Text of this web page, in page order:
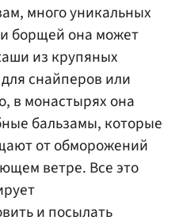
много уникальных
борщей она может
из крупяных
снайперов или
в монастырях она
бальзамы, которые
от обморожений
ветре. Все это
и посылать